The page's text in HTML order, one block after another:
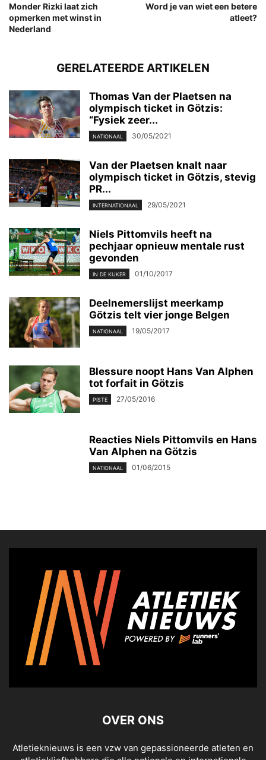
Monder Rizki laat zich
opmerken met winst in
Nederland
Word je van wiet een betere
atleet?
GERELATEERDE ARTIKELEN
Thomas Van der Plaetsen na
olympisch ticket in Götzis:
“Fysiek zeer...
NATIONAAL 30/05/2021
Van der Plaetsen knalt naar
olympisch ticket in Götzis, stevig
PR...
INTERNATIONAAL 29/05/2021
Niels Pittomvils heeft na
pechjaar opnieuw mentale rust
gevonden
IN DE KIJKER 01/10/2017
Deelnemerslijst meerkamp
Götzis telt vier jonge Belgen
NATIONAAL 19/05/2017
Blessure noopt Hans Van Alphen
tot forfait in Götzis
PISTE 27/05/2016
Reacties Niels Pittomvils en Hans
Van Alphen na Götzis
NATIONAAL 01/06/2015
OVER ONS
Atletieknieuws is een vzw van gepassioneerde atleten en